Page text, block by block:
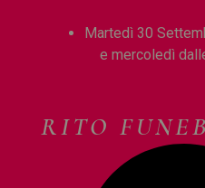
Martedì 30
e mercoledì
RITO